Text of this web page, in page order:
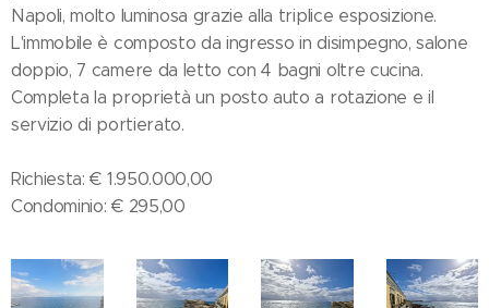
Napoli, molto luminosa grazie alla triplice esposizione.
L'immobile è composto da ingresso in disimpegno, salone
doppio, 7 camere da letto con 4 bagni oltre cucina.
Completa la proprietà un posto auto a rotazione e il
servizio di portierato.
Richiesta: € 1.950.000,00
Condominio: € 295,00